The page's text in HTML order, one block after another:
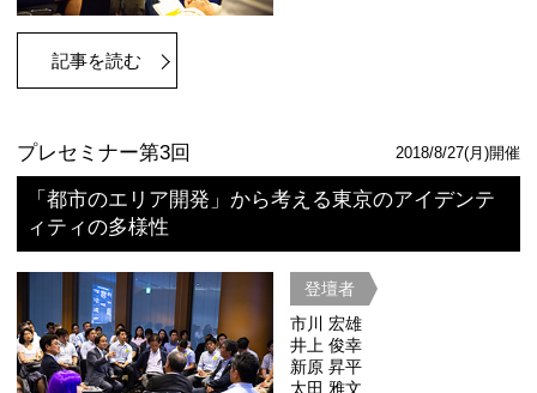
記事を読む
プレセミナー第3回
「Beyond Tokyo 2020: ロンドンに学
ク・レガシーの軌跡」